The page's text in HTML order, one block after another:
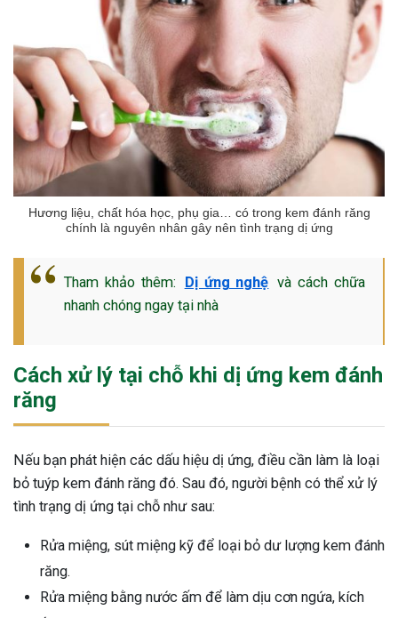
Hương liệu, chất hóa học, phụ gia… có trong kem đánh răng
chính là nguyên nhân gây nên tình trạng dị ứng
Tham khảo thêm: Dị ứng nghệ và cách chữa
nhanh chóng ngay tại nhà
Cách xử lý tại chỗ khi dị ứng kem đánh
răng
Nếu bạn phát hiện các dấu hiệu dị ứng, điều cần làm là loại
bỏ tuýp kem đánh răng đó. Sau đó, người bệnh có thể xử lý
tình trạng dị ứng tại chỗ như sau:
Rửa miệng, sút miệng kỹ để loại bỏ dư lượng kem đánh
răng.
Rửa miệng bằng nước ấm để làm dịu cơn ngứa, kích